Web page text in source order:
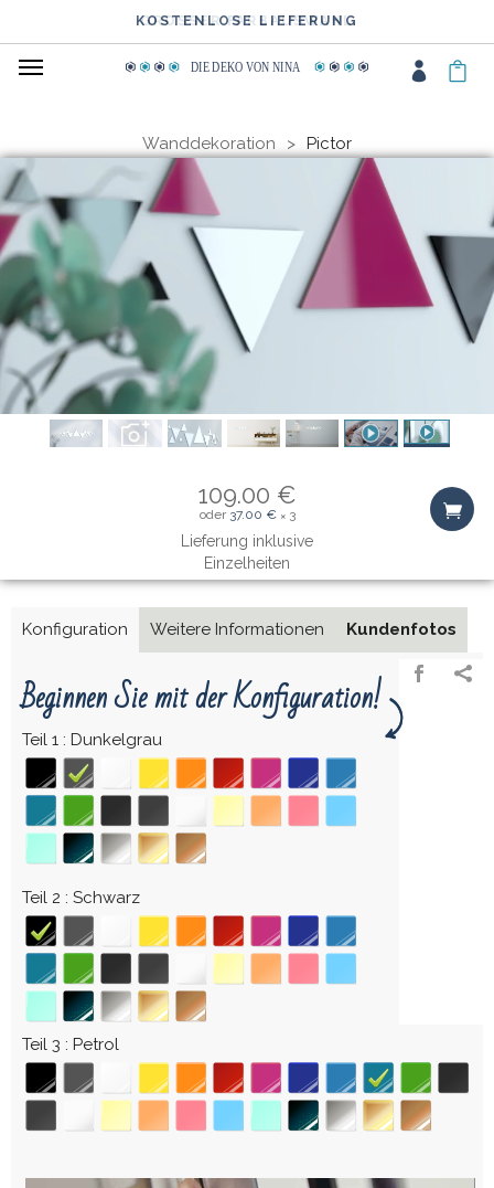
KOSTENLOSE LIEFERUNG
GROSSER FARBAUSWAHL
DIE DEKO VON NINA
Wanddekoration Pictor
109.00 €
oder 37.00 € ×3
Lieferung inklusive
Einzelheiten
Konfiguration Weitere Informationen Kundenfotos
Beginnen Sie mit der Konfiguration!
Teil 1 Dunkelgrau
Teil 2 Schwarz
Teil 3 Petrol